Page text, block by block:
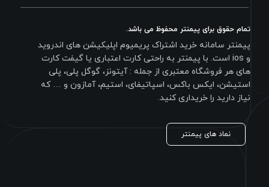
تمام حقوق برای پیمنتر محفوظ می باشد.
پیمنتر سامانه خرید اشتراک پریمیوم اپلیکیشن های اندروید
و ios است. با پیمنتر به راحتی کارت اعتباری یا گیفت کارت
های هر فروشگاه معتبری از جمله : آیتونز، گوگل پلی، پلی
استیشن، ایکس باکس، اسپاتیفای، استیم، آمازون و … که
نیاز دارید را خریداری کنید.
نماد های پیمنتر